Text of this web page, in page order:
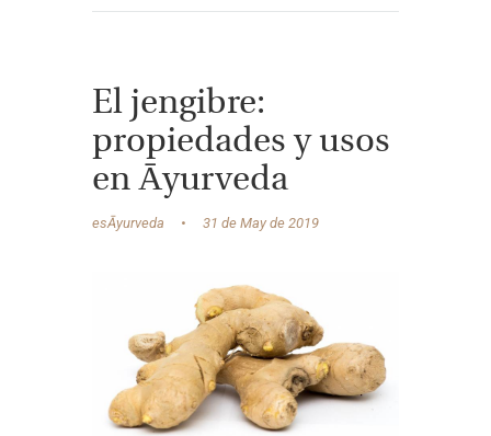
El jengibre:
propiedades y usos
en Āyurveda
esĀyurveda 31 de May de 2019